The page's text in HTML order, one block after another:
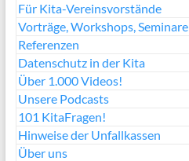
Für Kita-Vereinsvorstände
Vorträge, Workshops, Seminare
Referenzen
Datenschutz in der Kita
Über 1.000 Videos!
Unsere Podcasts
101 KitaFragen!
Hinweise der Unfallkassen
Über uns